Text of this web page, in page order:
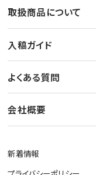
取扱商品について
入稿ガイド
よくある質問
会社概要
新着情報